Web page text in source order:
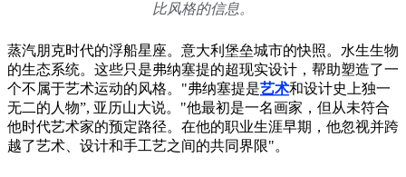
比风格的信息。
蒸汽朋克时代的浮船星座。意大利堡垒城市的快照。水生生物
的生态系统。这些只是弗纳塞提的超现实设计，帮助塑造了一
个不属于艺术运动的风格。"弗纳塞提是艺术和设计史上独一
无二的人物”, 亚历山大说。"他最初是一名画家，但从未符合
他时代艺术家的预定路径。在他的职业生涯早期，他忽视并跨
越了艺术、设计和手工艺之间的共同界限"。